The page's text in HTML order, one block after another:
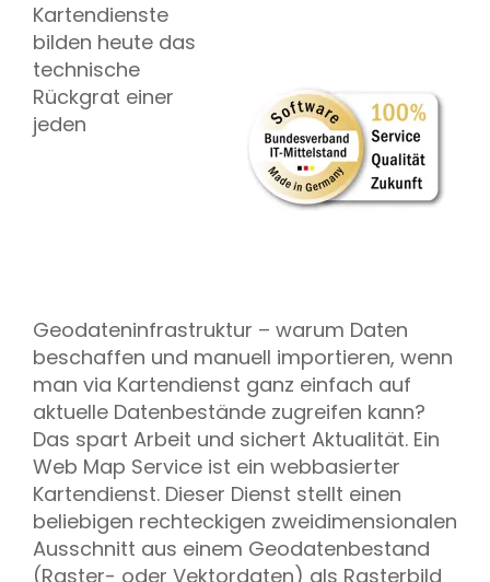
Kartendienste
bilden heute das
technische
Rückgrat einer
jeden
Geodateninfrastruktur – warum Daten
beschaffen und manuell importieren, wenn
man via Kartendienst ganz einfach auf
aktuelle Datenbestände zugreifen kann?
Das spart Arbeit und sichert Aktualität. Ein
Web Map Service ist ein webbasierter
Kartendienst. Dieser Dienst stellt einen
beliebigen rechteckigen zweidimensionalen
Ausschnitt aus einem Geodatenbestand
(Raster- oder Vektordaten) als Rasterbild